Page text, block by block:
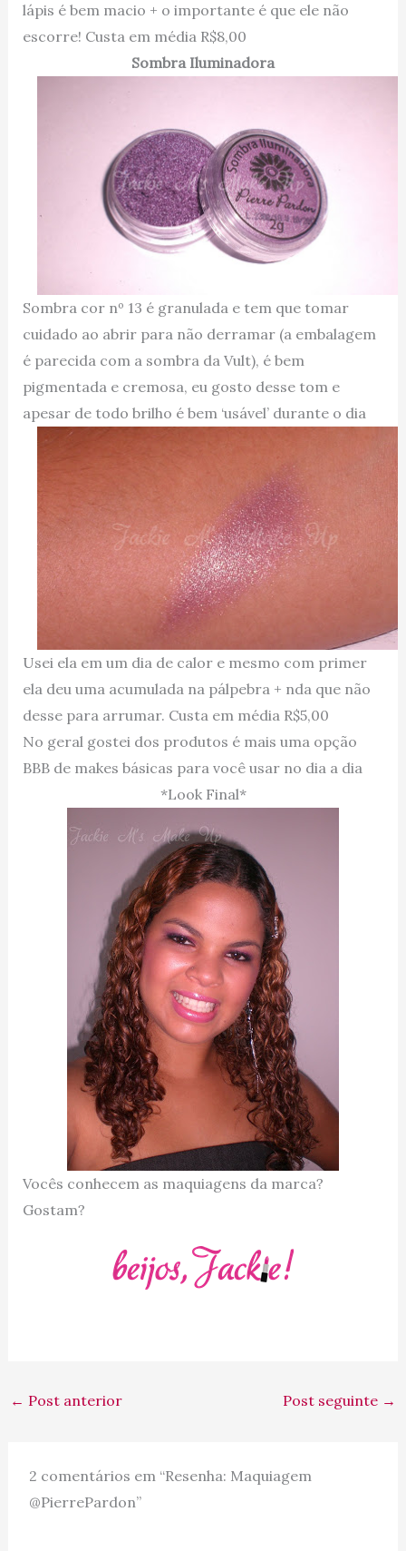
lápis é bem macio + o importante é que ele não
escorre! Custa em média R$8,00
Sombra Iluminadora
Sombra cor nº 13 é granulada e tem que tomar
cuidado ao abrir para não derramar (a embalagem
é parecida com a sombra da Vult), é bem
pigmentada e cremosa, eu gosto desse tom e
apesar de todo brilho é bem ‘usável’ durante o dia
Usei ela em um dia de calor e mesmo com primer
ela deu uma acumulada na pálpebra + nda que não
desse para arrumar. Custa em média R$5,00
No geral gostei dos produtos é mais uma opção
BBB de makes básicas para você usar no dia a dia
*Look Final*
Vocês conhecem as maquiagens da marca?
Gostam?
← Post anterior Post seguinte →
2 comentários em “Resenha: Maquiagem
@PierrePardon”